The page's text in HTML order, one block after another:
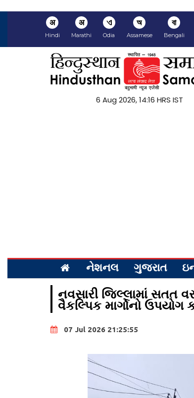
अ
Hindi
अ
Marathi
ଏ
Odia
অ
Assamese
বা
Bengali
6 Aug 2026, 14:16 HRS IST
નેશનલ ગુજરાત
નવસારી જિલ્લામાં સતત
વૈકલ્પિક માર્ગોનો ઉપયોગ
07 Jul 2026 21:25:55